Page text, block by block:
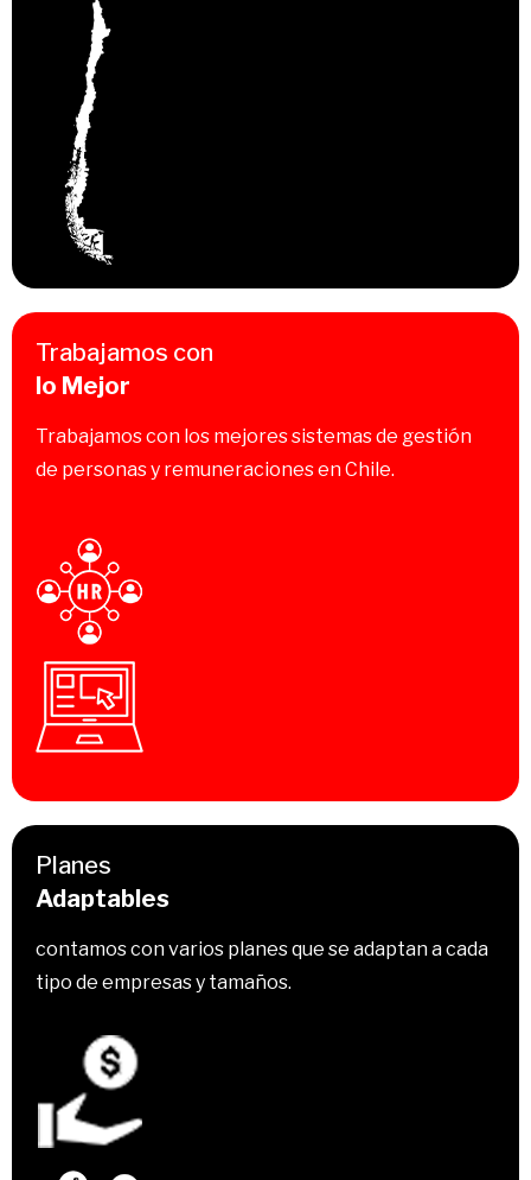
Trabajamos con
lo Mejor
Trabajamos con los mejores sistemas de gestión
de personas y remuneraciones en Chile.
Planes
Adaptables
contamos con varios planes que se adaptan a cada
tipo de empresas y tamaños.